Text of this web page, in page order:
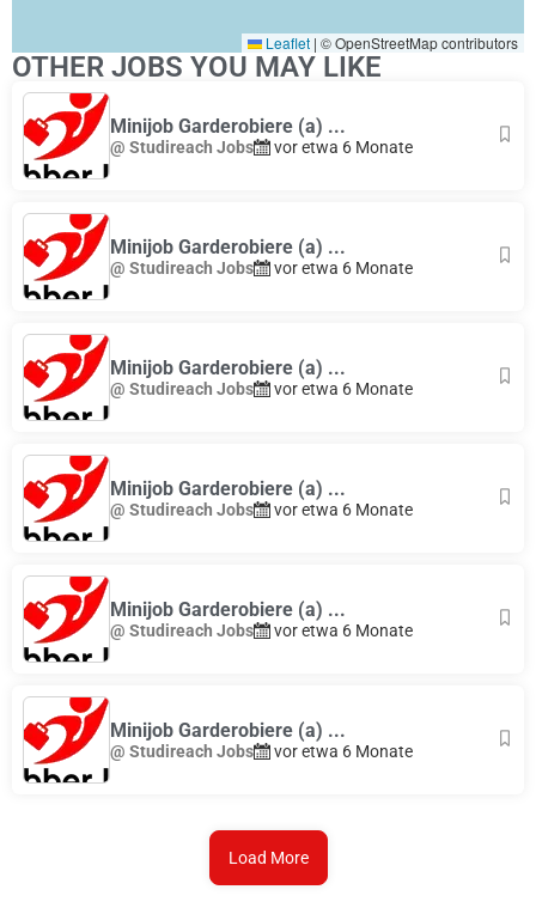
Leaflet | © OpenStreetMap contributors
OTHER JOBS YOU MAY LIKE
Minijob Garderobiere (a) ...
@ Studireach Jobs vor etwa 6 Monate
Minijob Garderobiere (a) ...
@ Studireach Jobs vor etwa 6 Monate
Minijob Garderobiere (a) ...
@ Studireach Jobs vor etwa 6 Monate
Minijob Garderobiere (a) ...
@ Studireach Jobs vor etwa 6 Monate
Minijob Garderobiere (a) ...
@ Studireach Jobs vor etwa 6 Monate
Minijob Garderobiere (a) ...
@ Studireach Jobs vor etwa 6 Monate
Load More